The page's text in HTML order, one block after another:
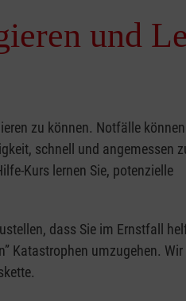
und
zu können. Notfälle können
schnell und angemessen
Kurs lernen Sie, potenzielle
dass Sie im Ernstfall
Katastrophen umzugehen. Wir